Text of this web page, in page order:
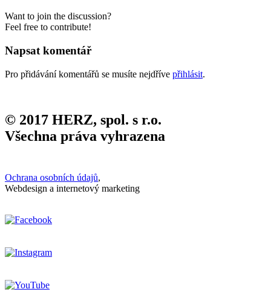
Want to join the discussion?
Feel free to contribute!
Napsat komentář
Pro přidávání komentářů se musíte nejdříve přihlásit.
© 2017 HERZ, spol. s r.o.
Všechna práva vyhrazena
Ochrana osobních údajů,
Webdesign a internetový marketing